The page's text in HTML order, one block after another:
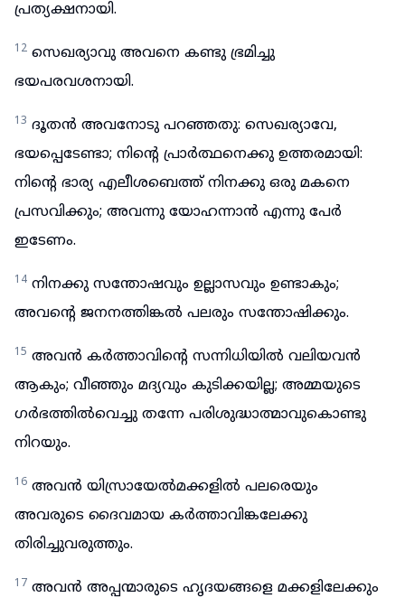
പ്രത്യക്ഷനായി.
12 സെഖര്യാവു അവനെ കണ്ടു ഭ്രമിച്ചു
ഭയപരവശനായി.
13 ദൂതൻ അവനോടു പറഞ്ഞതു: സെഖര്യാവേ,
ഭയപ്പെടേണ്ടാ; നിന്റെ പ്രാർത്ഥനെക്കു ഉത്തരമായി:
നിന്റെ ഭാര്യ എലീശബെത്ത് നിനക്കു ഒരു മകനെ
പ്രസവിക്കും; അവന്നു യോഹന്നാൻ എന്നു പേർ
ഇടേണം.
14 നിനക്കു സന്തോഷവും ഉല്ലാസവും ഉണ്ടാകും;
അവന്റെ ജനനത്തിങ്കൽ പലരും സന്തോഷിക്കും.
15 അവൻ കർത്താവിന്റെ സന്നിധിയിൽ വലിയവൻ
ആകും; വീഞ്ഞും മദ്യവും കുടിക്കയില്ല; അമ്മയുടെ
ഗർഭത്തിൽവെച്ചു തന്നേ പരിശുദ്ധാത്മാവുകൊണ്ടു
നിറയും.
16 അവൻ യിസ്രായേൽമക്കളിൽ പലരെയും
അവരുടെ ദൈവമായ കർത്താവിങ്കലേക്കു
തിരിച്ചുവരുത്തും.
17 അവൻ അപ്പന്മാരുടെ ഹൃദയങ്ങളെ മക്കളിലേക്കും